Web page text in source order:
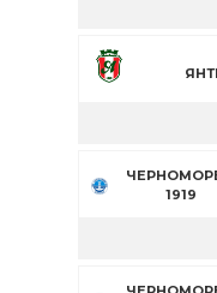
1919